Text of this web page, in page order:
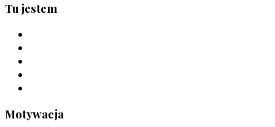
Tu jestem
Motywacja